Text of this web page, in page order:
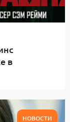
в
НОВОСТИ